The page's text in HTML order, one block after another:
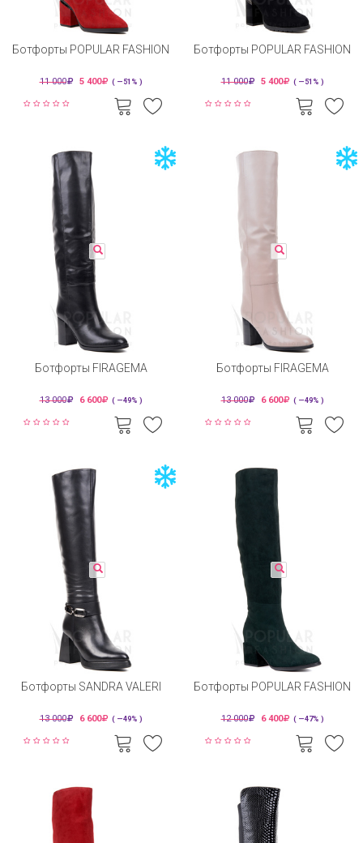
Ботфорты POPULAR FASHION
11 000 5 400 ( —51% )
Ботфорты POPULAR FASHION
11 000 5 400 ( —51% )
Ботфорты FIRAGEMA
13 000 6 600 ( —49% )
Ботфорты FIRAGEMA
13 000 6 600 ( —49% )
Ботфорты SANDRA VALERI
13 000 6 600 ( —49% )
Ботфорты POPULAR FASHION
12 000 6 400 ( —47% )